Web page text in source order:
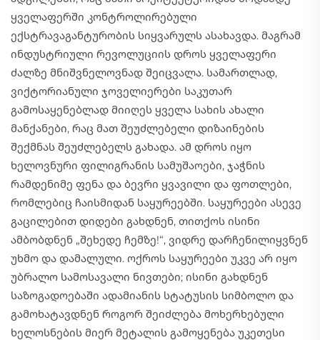
ყველაფერში კონტროლირებული
ექსტრავაგანტურობის სიყვარულს ასახავდა. მაგრამ
ინდუსტრიული რევოლუციის დროს ყველაფერი
ძალზე მნიშვნელოვნად შეიცვალა. სამართლად,
ვიქტორიანული ჯოველიერები საკუთარ
გამოსაყენებლად მიიღეს ყველა სახის ახალი
მანქანები, რაც მათ შეუძლებელი დიზაინების
შექმნას შეუძლებელს გახადა. ამ დროს იყო
ხელოვნური ფილიგრანის სამუშაოები, ჯაჭნის
რამდენიმე ფენა და ბევრი ყვავილი და ფოთლები,
რომლებიც ჩაისმიდან საყურეებში. საყურეები ასევე
გაცილებით დიდები გახდნენ, თითქოს ისინი
ამბობდნენ „შეხედე ჩემზე!“, ვიდრე დარჩენილიყვნენ
უხმო და დამალული. ოქროს საყურეები უკვე არ იყო
უბრალო სამოსავალი ნივთები; ისინი გახდნენ
საზოგადოებაში ადამიანის სტატუსის სიმბოლო და
გამოხატავდნენ როგორ შეიძლება მოხერხებული
ხელოსნების მიერ მეტალის გამოყენება უკეთესი